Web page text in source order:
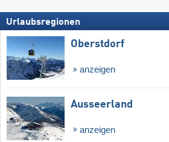
Urlaubsregionen
Oberstdorf
anzeigen
Ausseerland
anzeigen